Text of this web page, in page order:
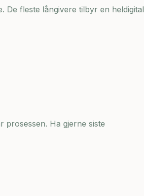
De fleste långivere tilbyr en heldigital
Ha gjerne siste